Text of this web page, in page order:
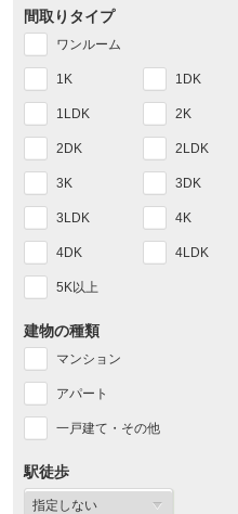
間取りタイプ
ワンルーム
1K 1DK
1LDK 2K
2DK 2LDK
3K 3DK
3LDK 4K
4DK 4LDK
5K以上
建物の種類
マンション
アパート
一戸建て・その他
駅徒歩